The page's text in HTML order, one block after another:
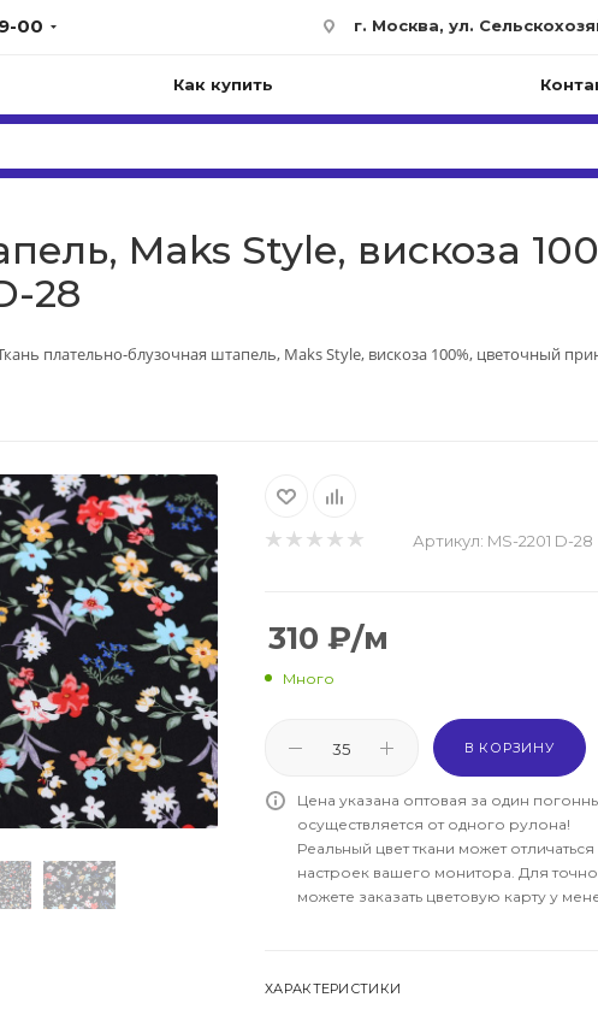
00 г. Москва, ул.
Как купить
Maks Style, вискоза
28
плательно-блузочная штапель, Maks Style, вискоза 100%, цветочный
Артикул: MS-2201 D-28
310 ₽/м
Много
В КОРЗИНУ
Цена указана оптовая за один
осуществляется от одного рулона!
Реальный цвет ткани может
настроек вашего монитора. Для
можете заказать цветовую карту у
ХАРАКТЕРИСТИКИ